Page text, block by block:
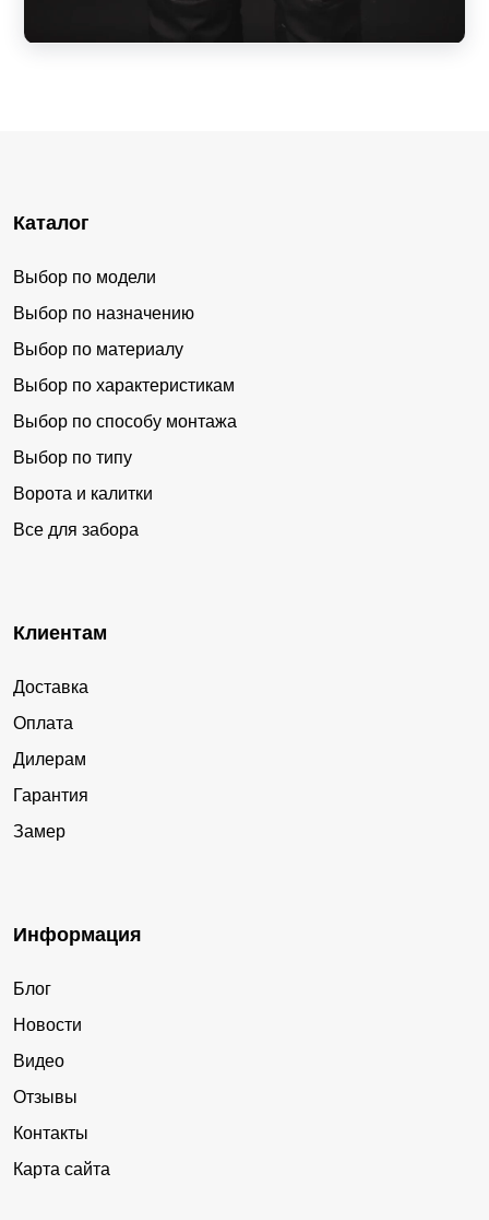
Каталог
Выбор по модели
Выбор по назначению
Выбор по материалу
Выбор по характеристикам
Выбор по способу монтажа
Выбор по типу
Ворота и калитки
Все для забора
Клиентам
Доставка
Оплата
Дилерам
Гарантия
Замер
Информация
Блог
Новости
Видео
Отзывы
Контакты
Карта сайта